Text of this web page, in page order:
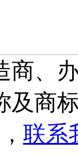
商、
及商
联系